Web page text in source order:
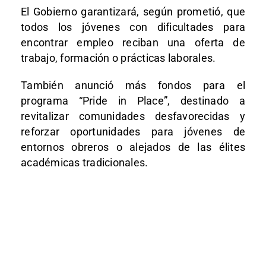
El Gobierno garantizará, según prometió, que
todos los jóvenes con dificultades para
encontrar empleo reciban una oferta de
trabajo, formación o prácticas laborales.
También anunció más fondos para el
programa “Pride in Place”, destinado a
revitalizar comunidades desfavorecidas y
reforzar oportunidades para jóvenes de
entornos obreros o alejados de las élites
académicas tradicionales.